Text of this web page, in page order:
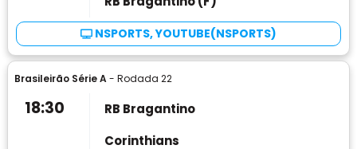
NSPORTS, YOUTUBE(NSPORTS)
Brasileirão Série A- Rodada 22
18:30
RB Bragantino
Corinthians